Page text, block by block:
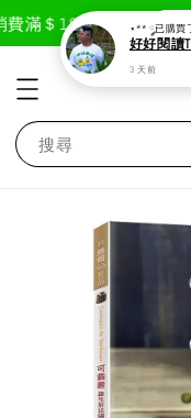
滿＄1800免運費 現在
搜尋
⋆** ༘已購買
3 天前